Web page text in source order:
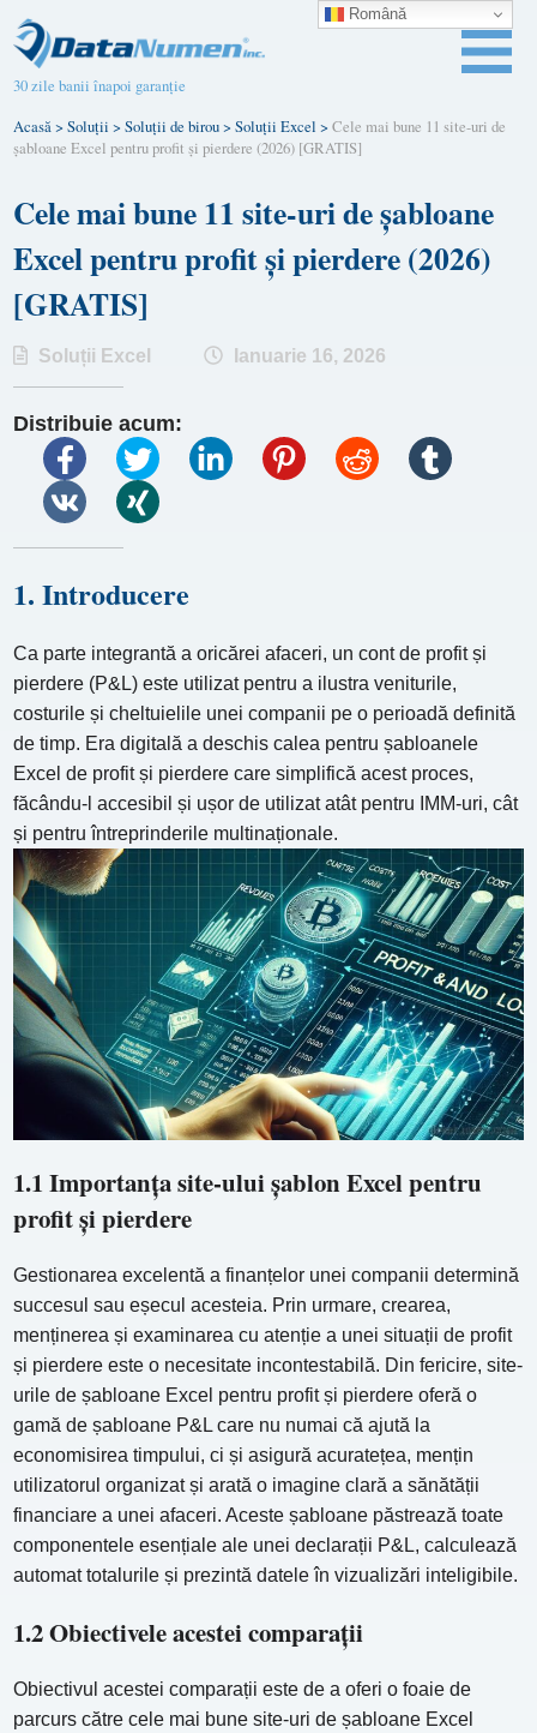
30 zile banii înapoi garanție
Acasă>Soluții >Soluții de birou>Soluții Excel >Cele mai bune 11 site-uri de
șabloane Excel pentru profit și pierdere (2026) [GRATIS]
Cele mai bune 11 site-uri de șabloane
Excel pentru profit și pierdere (2026)
[GRATIS]
Soluții Excel Ianuarie 16, 2026
Distribuie acum:
1. Introducere
Ca parte integrantă a oricărei afaceri, un cont de profit și
pierdere (P&L) este utilizat pentru a ilustra veniturile,
costurile și cheltuielile unei companii pe o perioadă definită
de timp. Era digitală a deschis calea pentru șabloanele
Excel de profit și pierdere care simplifică acest proces,
făcându-l accesibil și ușor de utilizat atât pentru IMM-uri, cât
și pentru întreprinderile multinaționale.
1.1 Importanța site-ului șablon Excel pentru
profit și pierdere
Gestionarea excelentă a finanțelor unei companii determină
succesul sau eșecul acesteia. Prin urmare, crearea,
menținerea și examinarea cu atenție a unei situații de profit
și pierdere este o necesitate incontestabilă. Din fericire, site-
urile de șabloane Excel pentru profit și pierdere oferă o
gamă de șabloane P&L care nu numai că ajută la
economisirea timpului, ci și asigură acuratețea, mențin
utilizatorul organizat și arată o imagine clară a sănătății
financiare a unei afaceri. Aceste șabloane păstrează toate
componentele esențiale ale unei declarații P&L, calculează
automat totalurile și prezintă datele în vizualizări inteligibile.
1.2 Obiectivele acestei comparații
Obiectivul acestei comparații este de a oferi o foaie de
parcurs către cele mai bune site-uri de șabloane Excel
Română